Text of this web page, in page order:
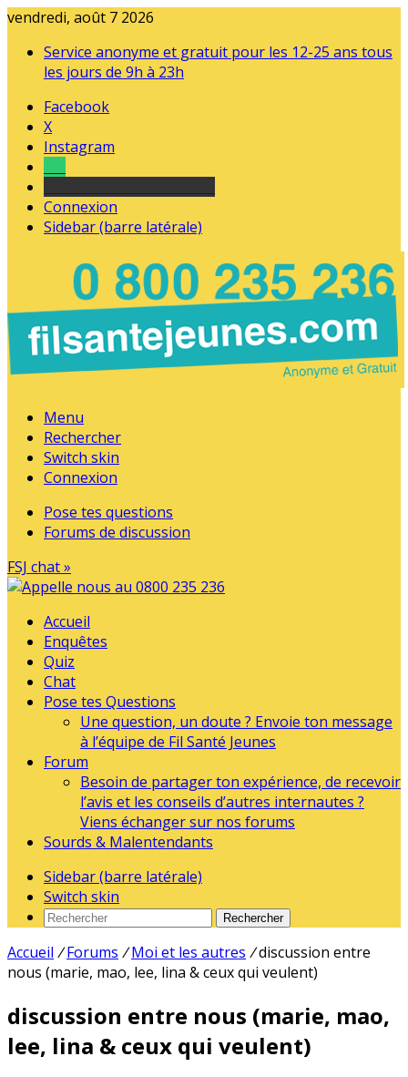
vendredi, août 7 2026
Service anonyme et gratuit pour les 12-25 ans tous
les jours de 9h à 23h
Facebook
X
Instagram
Connexion
Sidebar (barre latérale)
Menu
Rechercher
Switch skin
Connexion
Pose tes questions
Forums de discussion
FSJ chat »
Accueil
Enquêtes
Quiz
Chat
Pose tes Questions
Une question, un doute ? Envoie ton message
à l’équipe de Fil Santé Jeunes
Forum
Besoin de partager ton expérience, de recevoir
l’avis et les conseils d’autres internautes ?
Viens échanger sur nos forums
Sourds & Malentendants
Sidebar (barre latérale)
Switch skin
Rechercher
Accueil / Forums / Moi et les autres /discussion entre
nous (marie, mao, lee, lina & ceux qui veulent)
discussion entre nous (marie, mao,
lee, lina & ceux qui veulent)